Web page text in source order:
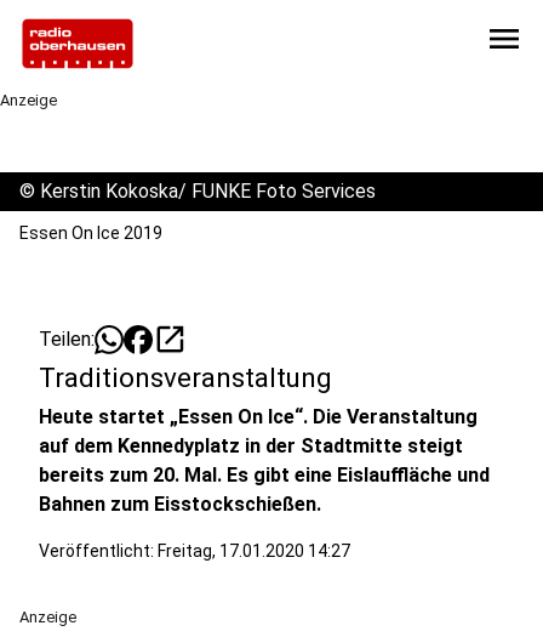
menu
Anzeige
© Kerstin Kokoska/ FUNKE Foto Services
Essen On Ice 2019
Teilen: open_in_new
Traditionsveranstaltung
Heute startet „Essen On Ice“. Die Veranstaltung
auf dem Kennedyplatz in der Stadtmitte steigt
bereits zum 20. Mal. Es gibt eine Eislauffläche und
Bahnen zum Eisstockschießen.
Veröffentlicht: Freitag, 17.01.2020 14:27
Anzeige